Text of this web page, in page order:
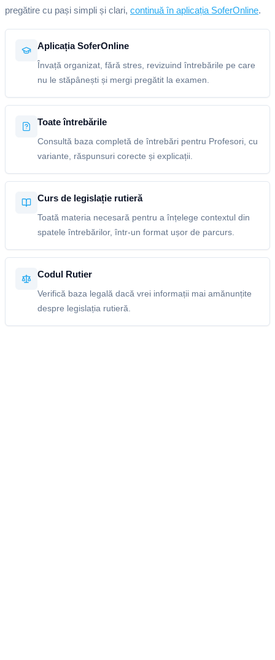
pregătire cu pași simpli și clari, continuă în aplicația SoferOnline.
Aplicația SoferOnline
Învață organizat, fără stres, revizuind întrebările pe care
nu le stăpânești și mergi pregătit la examen.
Toate întrebările
Consultă baza completă de întrebări pentru Profesori, cu
variante, răspunsuri corecte și explicații.
Curs de legislație rutieră
Toată materia necesară pentru a înțelege contextul din
spatele întrebărilor, într-un format ușor de parcurs.
Codul Rutier
Verifică baza legală dacă vrei informații mai amănunțite
despre legislația rutieră.